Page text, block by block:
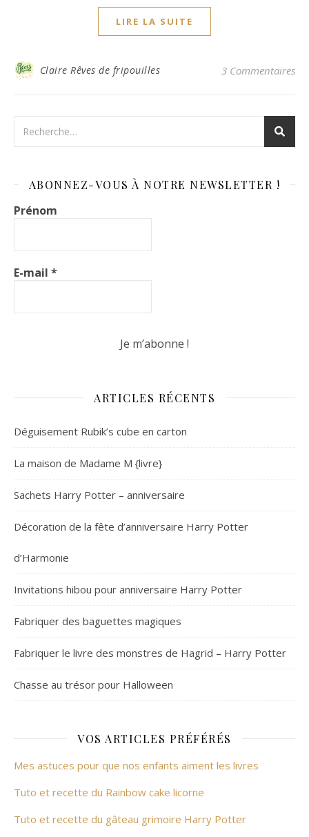
LIRE LA SUITE
Claire Rêves de fripouilles 3 Commentaires
ABONNEZ-VOUS À NOTRE NEWSLETTER !
Prénom
E-mail *
ARTICLES RÉCENTS
Déguisement Rubik’s cube en carton
La maison de Madame M {livre}
Sachets Harry Potter – anniversaire
Décoration de la fête d’anniversaire Harry Potter
d’Harmonie
Invitations hibou pour anniversaire Harry Potter
Fabriquer des baguettes magiques
Fabriquer le livre des monstres de Hagrid – Harry Potter
Chasse au trésor pour Halloween
VOS ARTICLES PRÉFÉRÉS
Mes astuces pour que nos enfants aiment les livres
Tuto et recette du Rainbow cake licorne
Tuto et recette du gâteau grimoire Harry Potter